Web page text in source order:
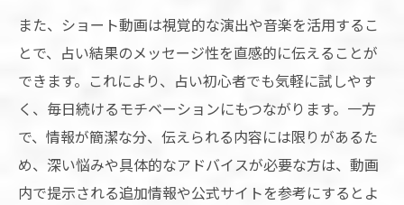
また、ショート動画は視覚的な演出や音楽を活用するこ
とで、占い結果のメッセージ性を直感的に伝えることが
できます。これにより、占い初心者でも気軽に試しやす
く、毎日続けるモチベーションにもつながります。一方
で、情報が簡潔な分、伝えられる内容には限りがあるた
め、深い悩みや具体的なアドバイスが必要な方は、動画
内で提示される追加情報や公式サイトを参考にするとよ